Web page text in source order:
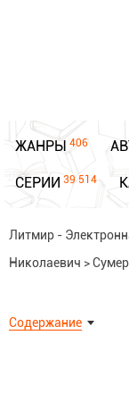
ЖАНРЫ 406
СЕРИИ 39 514
Литмир -
Николаевич >
Содержание